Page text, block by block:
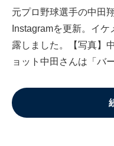
元プロ野球選手の中田
Instagramを更新。イ
露しました。【写真】
ョット中田さんは「バ